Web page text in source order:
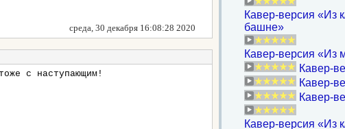
среда, 30 декабря 16:08:28 2020
с наступающим!
Кавер-версия «Из
башне»
Кавер-версия «Из
Кавер-
Кавер-
Кавер-
Кавер-версия «Из